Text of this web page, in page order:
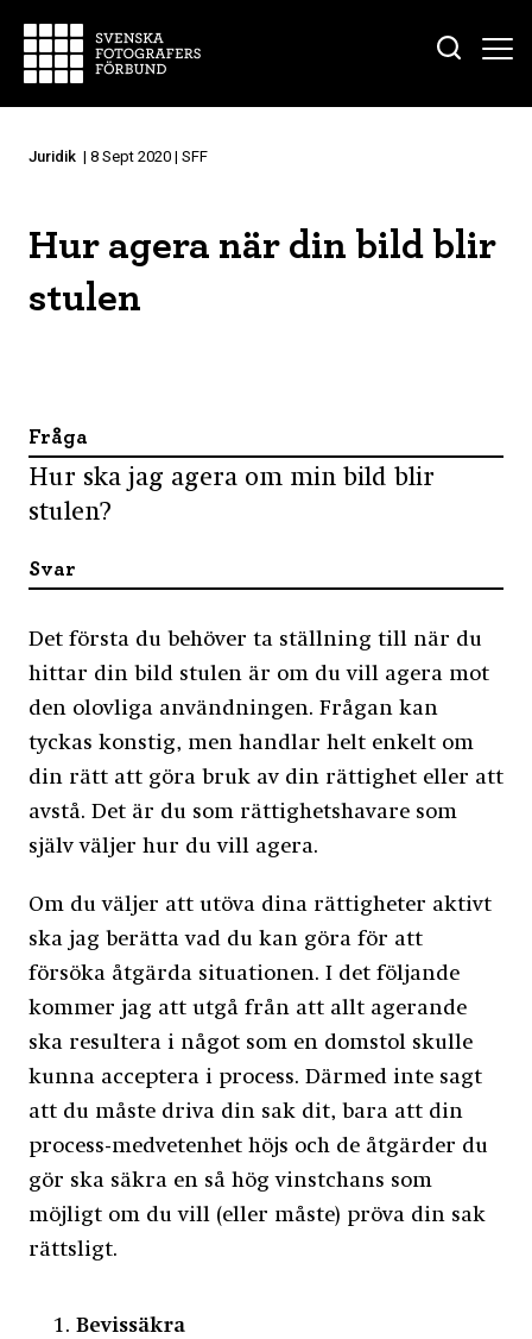
Juridik | 8 Sept 2020 | SFF
Hur agera när din bild blir
stulen
Fråga
Hur ska jag agera om min bild blir
stulen?
Svar
Det första du behöver ta ställning till när du
hittar din bild stulen är om du vill agera mot
den olovliga användningen. Frågan kan
tyckas konstig, men handlar helt enkelt om
din rätt att göra bruk av din rättighet eller att
avstå. Det är du som rättighetshavare som
själv väljer hur du vill agera.
Om du väljer att utöva dina rättigheter aktivt
ska jag berätta vad du kan göra för att
försöka åtgärda situationen. I det följande
kommer jag att utgå från att allt agerande
ska resultera i något som en domstol skulle
kunna acceptera i process. Därmed inte sagt
att du måste driva din sak dit, bara att din
process-medvetenhet höjs och de åtgärder du
gör ska säkra en så hög vinstchans som
möjligt om du vill (eller måste) pröva din sak
rättsligt.
Bevissäkra